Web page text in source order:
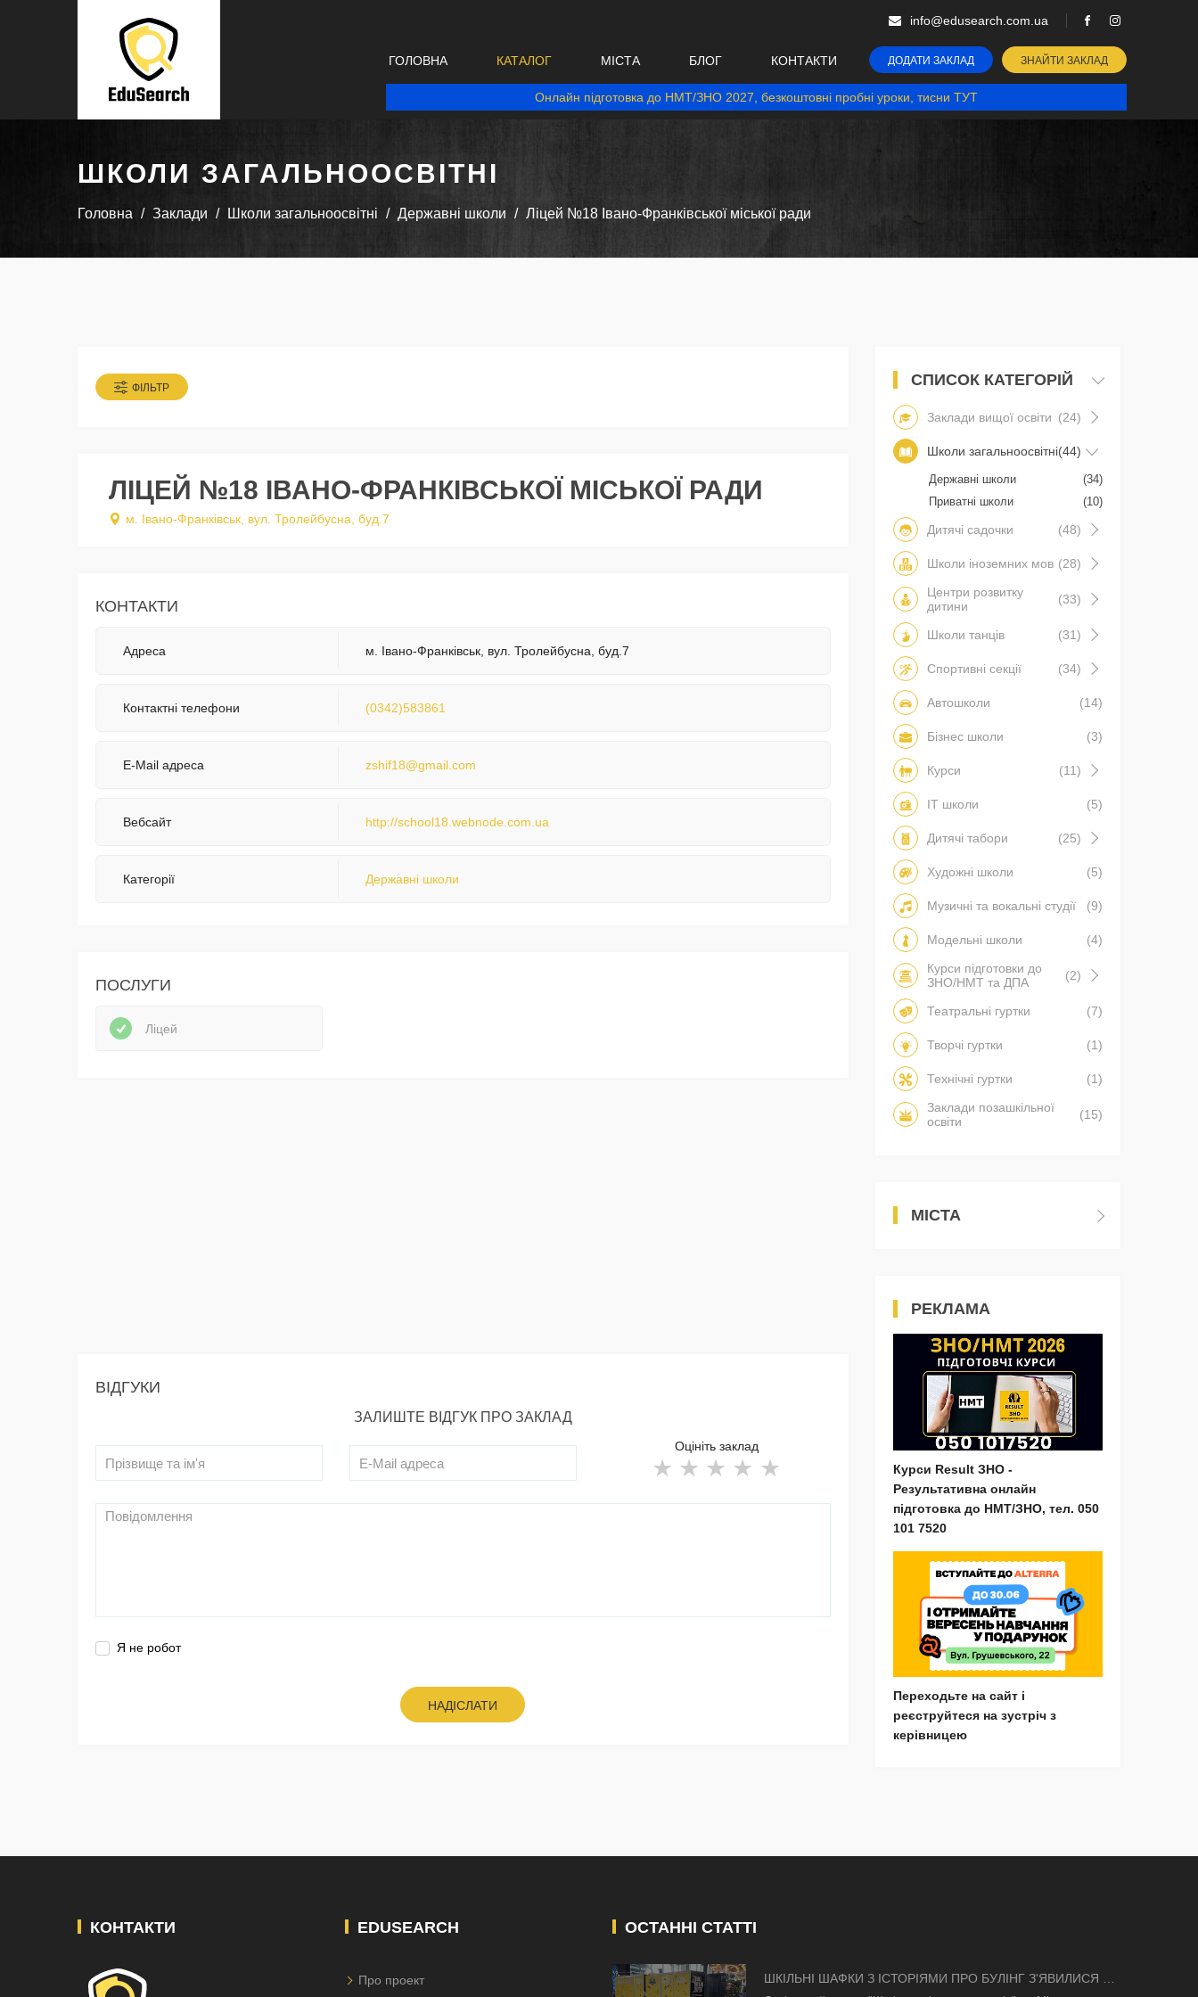
info@edusearch.com.ua
ГОЛОВНА КАТАЛОГ МІСТА БЛОГ КОНТАКТИ ДОДАТИ ЗАКЛАД ЗНАЙТИ ЗАКЛАД
Онлайн підготовка до НМТ/ЗНО 2027, безкоштовні пробні уроки, тисни ТУТ
ШКОЛИ ЗАГАЛЬНООСВІТНІ
Головна Заклади Школи загальноосвітні Державні школи Ліцей №18 Івано-Франківської міської ради
ФІЛЬТР
ЛІЦЕЙ №18 ІВАНО-ФРАНКІВСЬКОЇ МІСЬКОЇ РАДИ
м. Івано-Франківськ, вул. Тролейбусна, буд.7
КОНТАКТИ
Адреса м. Івано-Франківськ, вул. Тролейбусна, буд.7
Контактні телефони (0342)583861
E-Mail адреса zshif18@gmail.com
Вебсайт http://school18.webnode.com.ua
Категорії Державні школи
ПОСЛУГИ
Ліцей
ВІДГУКИ
ЗАЛИШТЕ ВІДГУК ПРО ЗАКЛАД
Оцініть заклад
Я не робот
НАДІСЛАТИ
СПИСОК КАТЕГОРІЙ
Заклади вищої освіти (24)
Школи загальноосвітні(44)
Державні школи
(34)
Приватні школи
(10)
Дитячі садочки (48)
Школи іноземних мов (28)
Центри розвитку
дитини
(33)
Школи танців (31)
Спортивні секції (34)
Автошколи (14)
Бізнес школи (3)
Курси (11)
IT школи (5)
Дитячі табори (25)
Художні школи (5)
Музичні та вокальні студії (9)
Модельні школи
(4)
Курси підготовки до
ЗНО/НМТ та ДПА
(2)
Театральні гуртки (7)
Творчі гуртки (1)
Технічні гуртки
(1)
Заклади позашкільної
освіти
(15)
МІСТА
РЕКЛАМА
Курси Result ЗНО -
Результативна онлайн
підготовка до НМТ/ЗНО, тел. 050
101 7520
Переходьте на сайт і
реєструйтеся на зустріч з
керівницею
КОНТАКТИ EDUSEARCH
Про проект
ОСТАННІ СТАТТІ
ШКІЛЬНІ ШАФКИ З ІСТОРІЯМИ ПРО БУЛІНГ З'ЯВИЛИСЯ В